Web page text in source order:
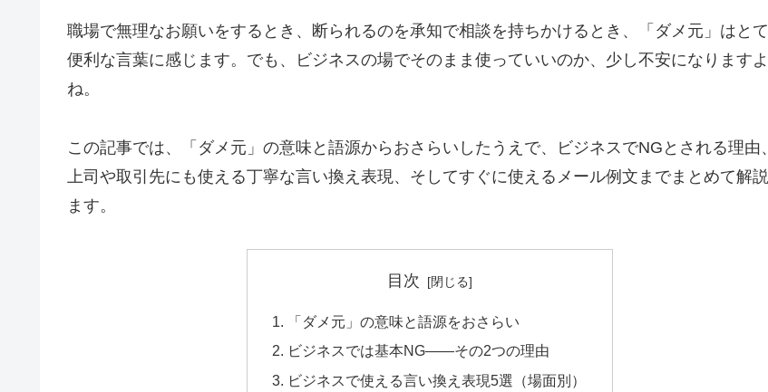
職場で無理なお願いをするとき、断られるのを承知で相談を持ちかけるとき、「ダメ元」はと
便利な言葉に感じます。でも、ビジネスの場でそのまま使っていいのか、少し不安になりますよ
ね。
この記事では、「ダメ元」の意味と語源からおさらいしたうえで、ビジネスでNGとされる理由、
上司や取引先にも使える丁寧な言い換え表現、そしてすぐに使えるメール例文までまとめて解
ます。
目次
「ダメ元」の意味と語源をおさらい
ビジネスでは基本NG——その2つの理由
ビジネスで使える言い換え表現5選（場面別）